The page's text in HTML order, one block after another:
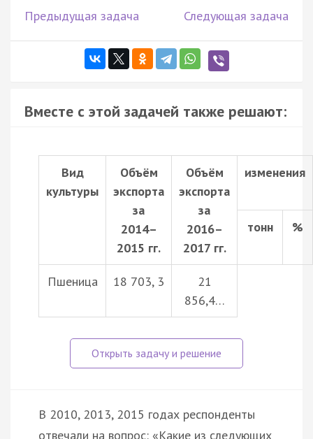
Предыдущая задача Следующая задача
Вместе с этой задачей также решают:
Вид
культуры
Объём
экспорта
за
2014–
2015 гг.
Объём
экспорта
за
2016–
2017 гг.
изменения
тонн %
Пшеница 18 703, 3
21
856,4…
В 2010, 2013, 2015 годах респонденты
отвечали на вопрос: «Какие из следующих